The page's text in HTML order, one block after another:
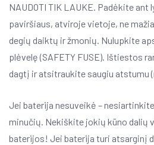
NAUDOTI TIK LAUKE. Padėkite ant
paviršiaus, atviroje vietoje, ne
degių daiktų ir žmonių. Nulupkite
plėvelę (SAFETY FUSE). Ištiestos
dagtį ir atsitraukite saugiu atstumu
Jei baterija nesuveikė –
minučių. Nekiškite jokių kūno dalių
baterijos! Jei baterija turi atsarginį